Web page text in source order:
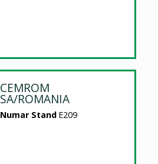
CEMROM
SA/ROMANIA
Numar Stand E209